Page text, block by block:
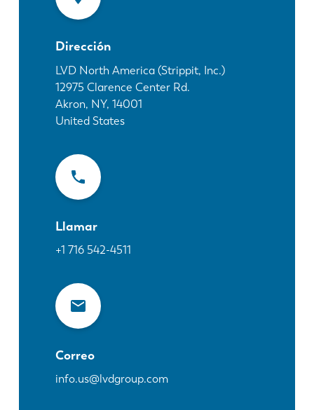
Dirección
LVD North America (Strippit, Inc.)
12975 Clarence Center Rd.
Akron, NY, 14001
United States
Llamar
+1 716 542-4511
Correo
info.us@lvdgroup.com
Descubra LVD
Testimonios
Eventos
Centro de recursos
Industrias y soluciones
Contacto